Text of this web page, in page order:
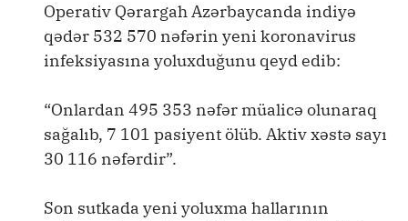
Operativ Qərargah Azərbaycanda indiyə
qədər 532 570 nəfərin yeni koronavirus
infeksiyasına yoluxduğunu qeyd edib:
“Onlardan 495 353 nəfər müalicə olunaraq
sağalıb, 7 101 pasiyent ölüb. Aktiv xəstə sayı
30 116 nəfərdir”.
Son sutkada yeni yoluxma hallarının